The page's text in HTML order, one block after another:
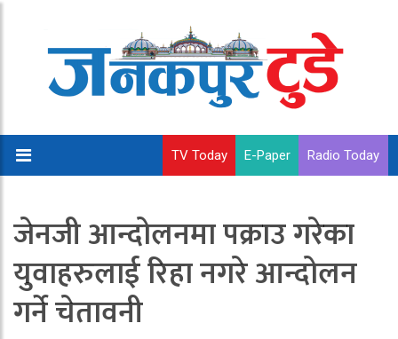
TV Today E-Paper Radio Today
जेनजी आन्दोलनमा पक्राउ गरेका
युवाहरुलाई रिहा नगरे आन्दोलन
गर्ने चेतावनी